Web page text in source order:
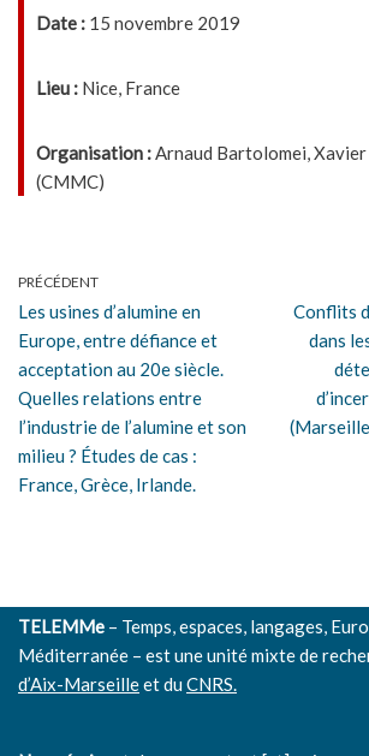
Date : 15 novembre 2019
Lieu : Nice, France
Organisation :Arnaud Bartolomei, Xavier
(CMMC)
PRÉCÉDENT
Les usines d’alumine en
Europe, entre défiance et
acceptation au 20e siècle.
Quelles relations entre
l’industrie de l’alumine et son
milieu ? Études de cas :
France, Grèce, Irlande.
Conflits
dans
TELEMMe – Temps, espaces, langages,
Méditerranée – est une unité mixte de
d’Aix-Marseilleet duCNRS.